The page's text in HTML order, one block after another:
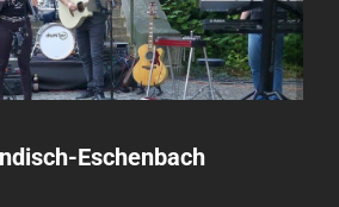
Eschenbach